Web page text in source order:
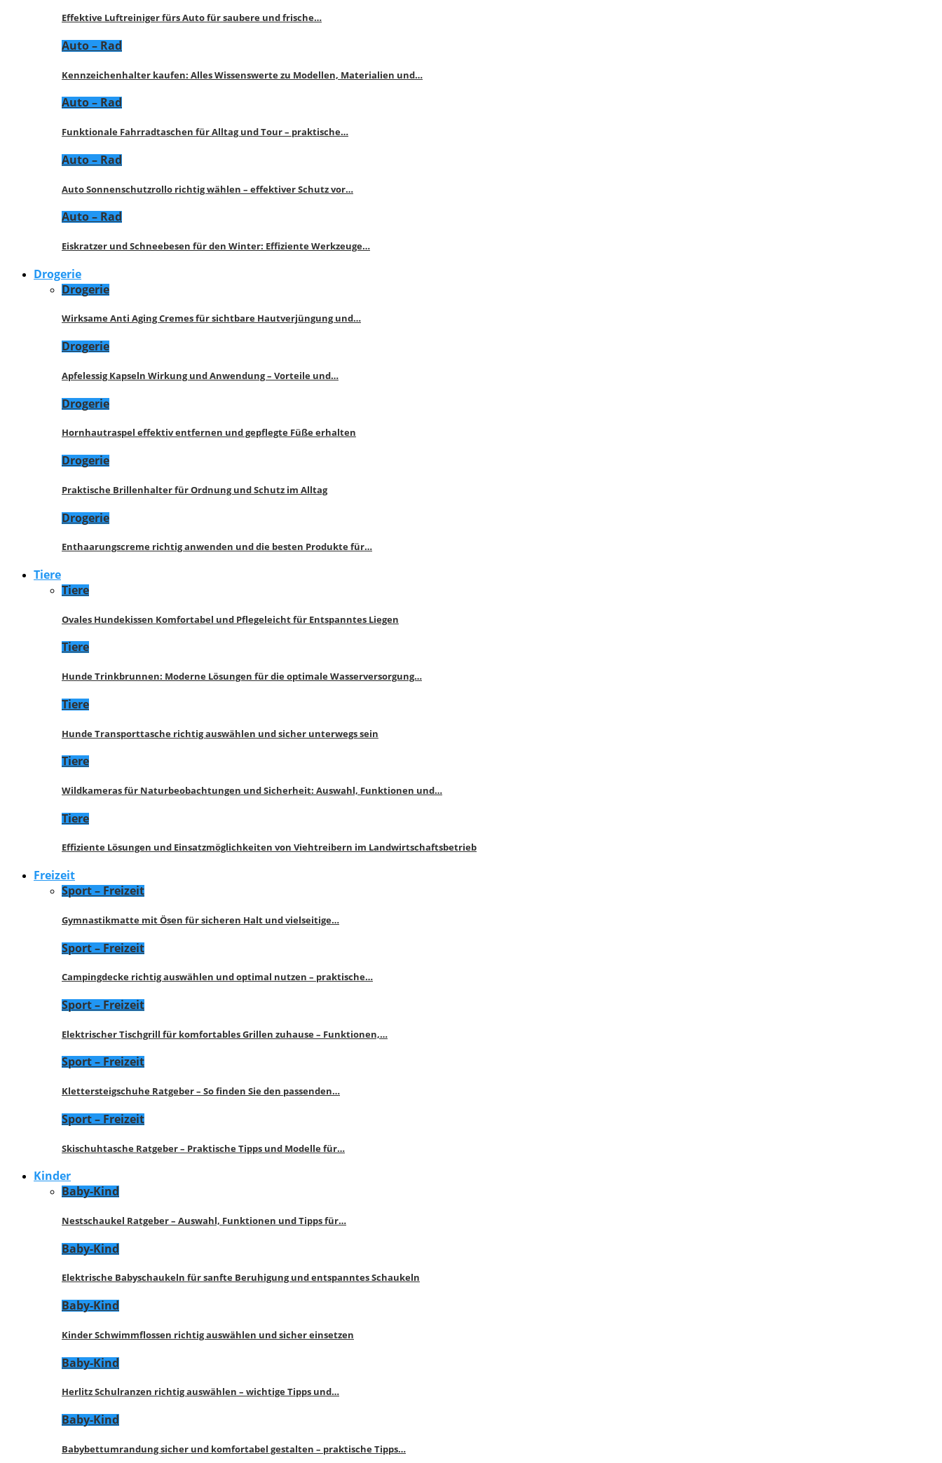
Effektive Luftreiniger fürs Auto für saubere und frische…
Auto – Rad
Kennzeichenhalter kaufen: Alles Wissenswerte zu Modellen, Materialien und…
Auto – Rad
Funktionale Fahrradtaschen für Alltag und Tour – praktische…
Auto – Rad
Auto Sonnenschutzrollo richtig wählen – effektiver Schutz vor…
Auto – Rad
Eiskratzer und Schneebesen für den Winter: Effiziente Werkzeuge…
Drogerie
Drogerie
Wirksame Anti Aging Cremes für sichtbare Hautverjüngung und…
Drogerie
Apfelessig Kapseln Wirkung und Anwendung – Vorteile und…
Drogerie
Hornhautraspel effektiv entfernen und gepflegte Füße erhalten
Drogerie
Praktische Brillenhalter für Ordnung und Schutz im Alltag
Drogerie
Enthaarungscreme richtig anwenden und die besten Produkte für…
Tiere
Tiere
Ovales Hundekissen Komfortabel und Pflegeleicht für Entspanntes Liegen
Tiere
Hunde Trinkbrunnen: Moderne Lösungen für die optimale Wasserversorgung…
Tiere
Hunde Transporttasche richtig auswählen und sicher unterwegs sein
Tiere
Wildkameras für Naturbeobachtungen und Sicherheit: Auswahl, Funktionen und…
Tiere
Effiziente Lösungen und Einsatzmöglichkeiten von Viehtreibern im Landwirtschaftsbetrieb
Freizeit
Sport – Freizeit
Gymnastikmatte mit Ösen für sicheren Halt und vielseitige…
Sport – Freizeit
Campingdecke richtig auswählen und optimal nutzen – praktische…
Sport – Freizeit
Elektrischer Tischgrill für komfortables Grillen zuhause – Funktionen,…
Sport – Freizeit
Klettersteigschuhe Ratgeber – So finden Sie den passenden…
Sport – Freizeit
Skischuhtasche Ratgeber – Praktische Tipps und Modelle für…
Kinder
Baby-Kind
Nestschaukel Ratgeber – Auswahl, Funktionen und Tipps für…
Baby-Kind
Elektrische Babyschaukeln für sanfte Beruhigung und entspanntes Schaukeln
Baby-Kind
Kinder Schwimmflossen richtig auswählen und sicher einsetzen
Baby-Kind
Herlitz Schulranzen richtig auswählen – wichtige Tipps und…
Baby-Kind
Babybettumrandung sicher und komfortabel gestalten – praktische Tipps…